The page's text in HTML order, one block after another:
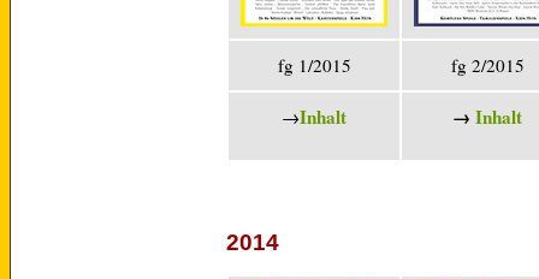
fg 1/2015 fg 2/2015
→Inhalt → Inhalt
2014